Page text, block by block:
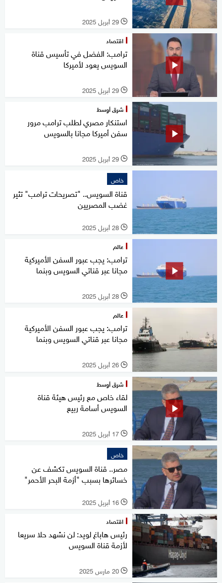
l 29 أبريل 2025
اقتصاد
ترامب: الفضل في تأسيس قناة
السويس يعود لأميركا
l 29 أبريل 2025
شرق أوسط
استنكار مصري لطلب ترامب مرور
سفن أميركا مجانا بالسويس
l 29 أبريل 2025
خاص
قناة السويس.. "تصريحات ترامب" تثير
غضب المصريين
l 28 أبريل 2025
عالم
ترامب: يجب عبور السفن الأميركية
مجانا عبر قناتي السويس وبنما
l 28 أبريل 2025
عالم
ترامب: يجب عبور السفن الأميركية
مجانا عبر قناتي السويس وبنما
l 26 أبريل 2025
شرق أوسط
لقاء خاص مع رئيس هيئة قناة
السويس أسامة ربيع
l 17 أبريل 2025
خاص
مصر.. قناة السويس تكشف عن
خسائرها بسبب "أزمة البحر الأحمر"
l 16 أبريل 2025
اقتصاد
رئيس هاباغ لويد: لن نشهد حلا سريعا
لأزمة قناة السويس
l 20 مارس 2025